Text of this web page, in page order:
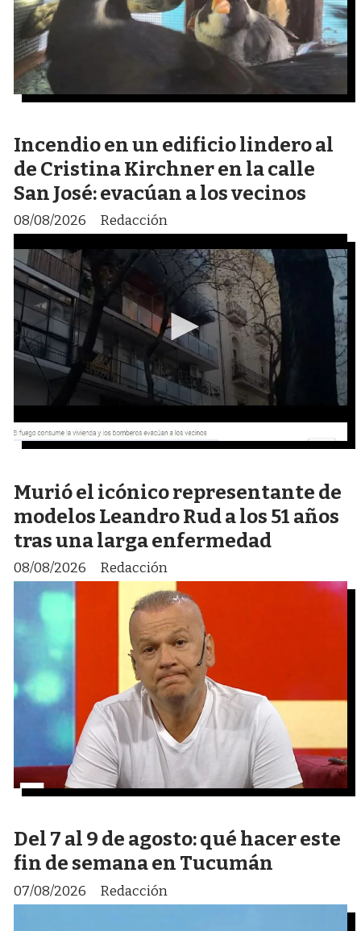
Incendio en un edificio lindero al
de Cristina Kirchner en la calle
San José: evacúan a los vecinos
Redacción
08/08/2026
Murió el icónico representante de
modelos Leandro Rud a los 51 años
tras una larga enfermedad
Redacción
08/08/2026
Del 7 al 9 de agosto: qué hacer este
fin de semana en Tucumán
Redacción
07/08/2026